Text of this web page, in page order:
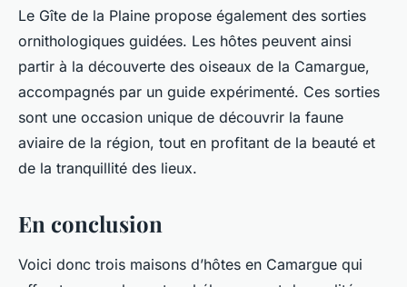
Le Gîte de la Plaine propose également des sorties
ornithologiques guidées. Les hôtes peuvent ainsi
partir à la découverte des oiseaux de la Camargue,
accompagnés par un guide expérimenté. Ces sorties
sont une occasion unique de découvrir la faune
aviaire de la région, tout en profitant de la beauté et
de la tranquillité des lieux.
En conclusion
Voici donc trois maisons d’hôtes en Camargue qui